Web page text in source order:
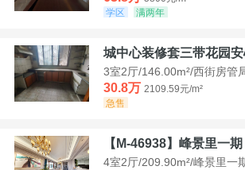
学区
满两年
城中心装修套三带花园
3室2厅/146.00m²/西街房管
30.8万 2109.59元/m²
急售
【M-46938】峰景里一期
4室2厅/209.90m²/峰景里一